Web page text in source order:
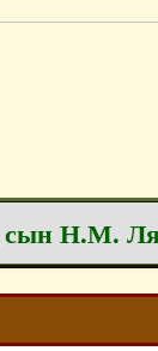
Н.М.